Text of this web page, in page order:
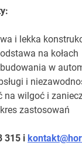
i lekka
na kołach
w
i
na wilgoć i
zastosowań
315 i